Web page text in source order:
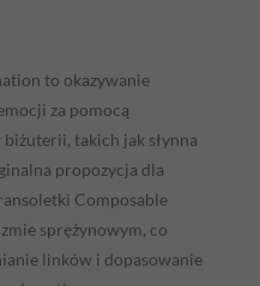
to okazywanie
za pomocą
takich jak słynna
propozycja dla
Composable
sprężynowym, co
linków i dopasowanie